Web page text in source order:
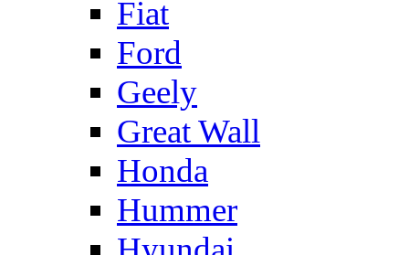
Fiat
Ford
Geely
Great Wall
Honda
Hummer